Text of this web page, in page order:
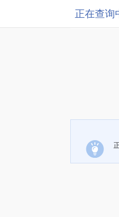
正在查询